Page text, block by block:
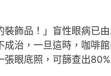
品！」盲性眼病已
治，一旦這時，咖啡
眼底照，可篩查出